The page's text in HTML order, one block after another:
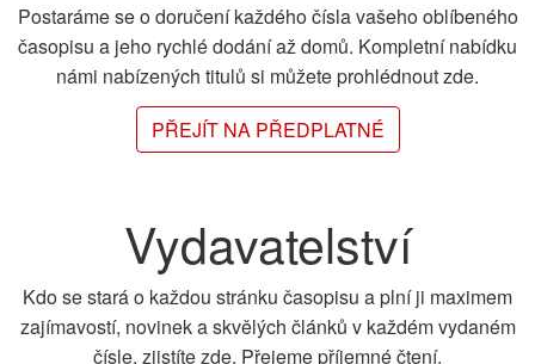
Postaráme se o doručení každého čísla vašeho oblíbeného
časopisu a jeho rychlé dodání až domů. Kompletní nabídku
námi nabízených titulů si můžete prohlédnout zde.
PŘEJÍT NA PŘEDPLATNÉ
Vydavatelství
Kdo se stará o každou stránku časopisu a plní ji maximem
zajímavostí, novinek a skvělých článků v každém vydaném
čísle, zjistíte zde. Přejeme příjemné čtení.